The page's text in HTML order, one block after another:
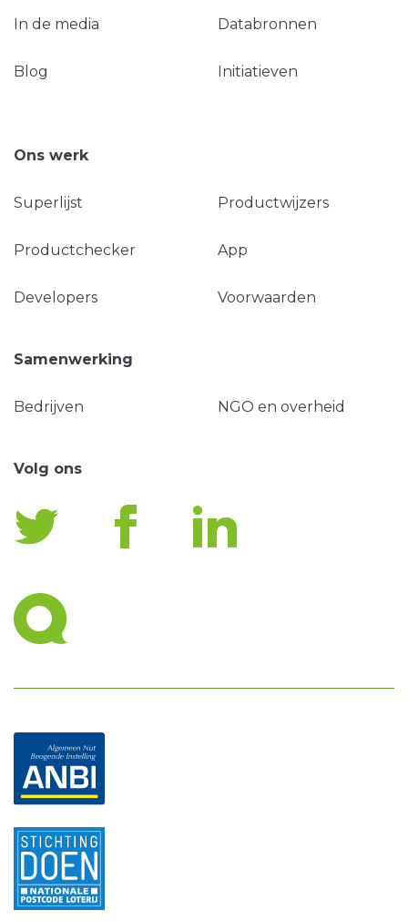
In de media Databronnen
Blog Initiatieven
Ons werk
Superlijst Productwijzers
Productchecker App
Developers Voorwaarden
Samenwerking
Bedrijven NGO en overheid
Volg ons